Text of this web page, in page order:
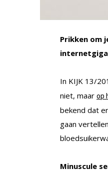
Prikken om
In KIJK 13/
niet, maar op
bekend dat
gaan
Minuscule